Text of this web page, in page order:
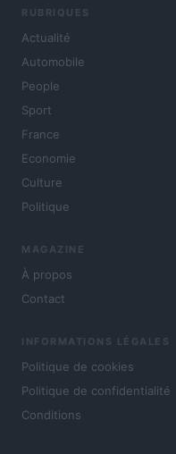
RUBRIQUES
Actualité
Automobile
People
Sport
France
Economie
Culture
Politique
MAGAZINE
À propos
Contact
INFORMATIONS LÉGALES
Politique de cookies
Politique de confidentialité
Conditions